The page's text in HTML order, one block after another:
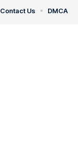
Contact Us DMCA